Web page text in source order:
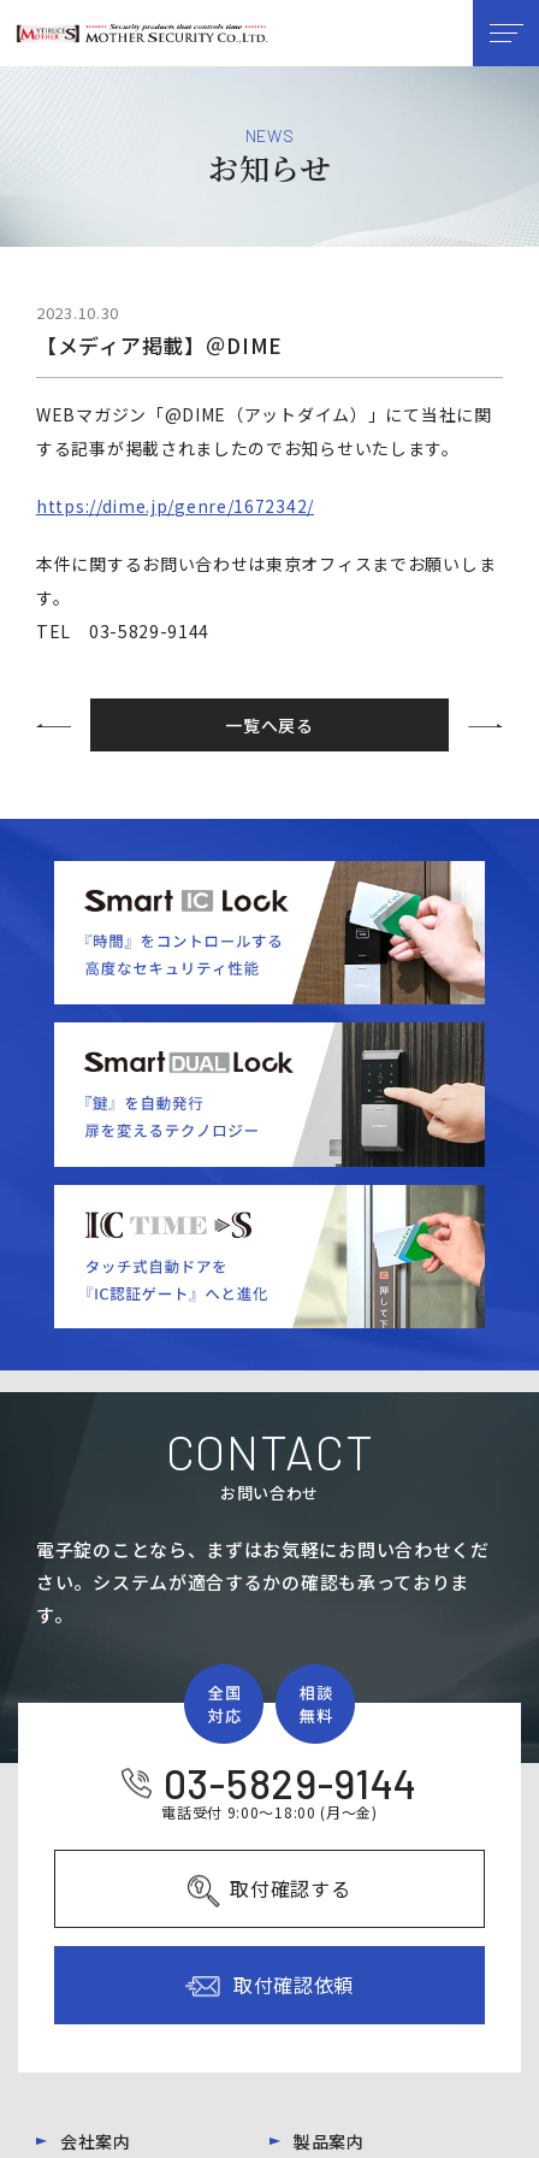
NEWS
お知らせ
2023.10.30
【メディア掲載】＠DIME
WEBマガジン「@DIME（アットダイム）」にて当社に関
する記事が掲載されましたのでお知らせいたします。
https://dime.jp/genre/1672342/
本件に関するお問い合わせは東京オフィスまでお願いしま
す。
TEL 03-5829-9144
一覧へ戻る
CONTACT
お問い合わせ
電子錠のことなら、まずはお気軽にお問い合わせくだ
さい。 システムが適合するかの確認も承っておりま
す。
03-5829-9144
電話受付 9:00～18:00 (月～金)
取付確認する
取付確認依頼
会社案内 製品案内